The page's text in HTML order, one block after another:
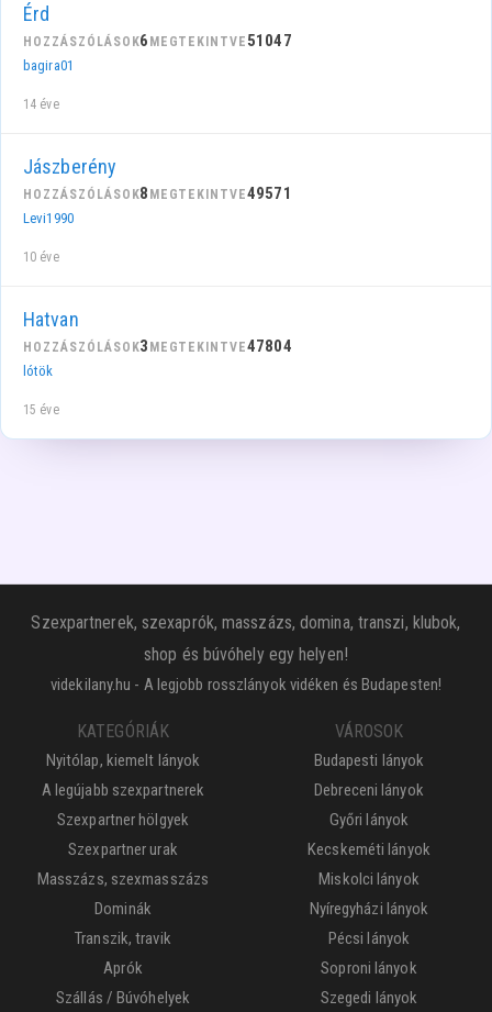
Érd
HOZZÁSZÓLÁSOK6 MEGTEKINTVE 51047
bagira01
14 éve
Jászberény
HOZZÁSZÓLÁSOK8 MEGTEKINTVE49571
Levi1990
10 éve
Hatvan
HOZZÁSZÓLÁSOK3 MEGTEKINTVE47804
lótök
15 éve
Szexpartnerek, szexaprók, masszázs, domina, transzi, klubok,
shop és búvóhely egy helyen!
videkilany.hu - A legjobb rosszlányok vidéken és Budapesten!
KATEGÓRIÁK
Nyitólap, kiemelt lányok
A legújabb szexpartnerek
Szexpartner hölgyek
Szexpartner urak
Masszázs, szexmasszázs
Dominák
Transzik, travik
Aprók
Szállás / Búvóhelyek
VÁROSOK
Budapesti lányok
Debreceni lányok
Győri lányok
Kecskeméti lányok
Miskolci lányok
Nyíregyházi lányok
Pécsi lányok
Soproni lányok
Szegedi lányok